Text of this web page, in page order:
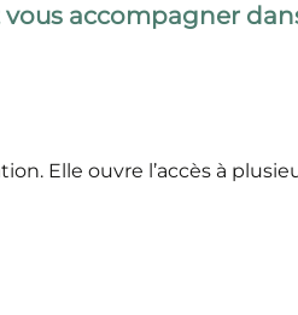
vous accompagner
Elle ouvre l’accès à